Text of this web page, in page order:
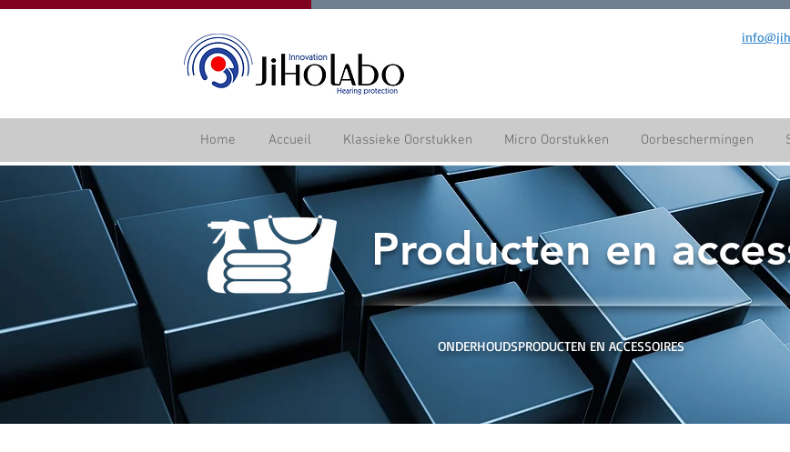
Home Accueil Klassieke Oorstukken Micro Oorstukken Oorbeschermingen
Producten en
ONDERHOUDSPRODUCTEN EN ACCESSOIRES